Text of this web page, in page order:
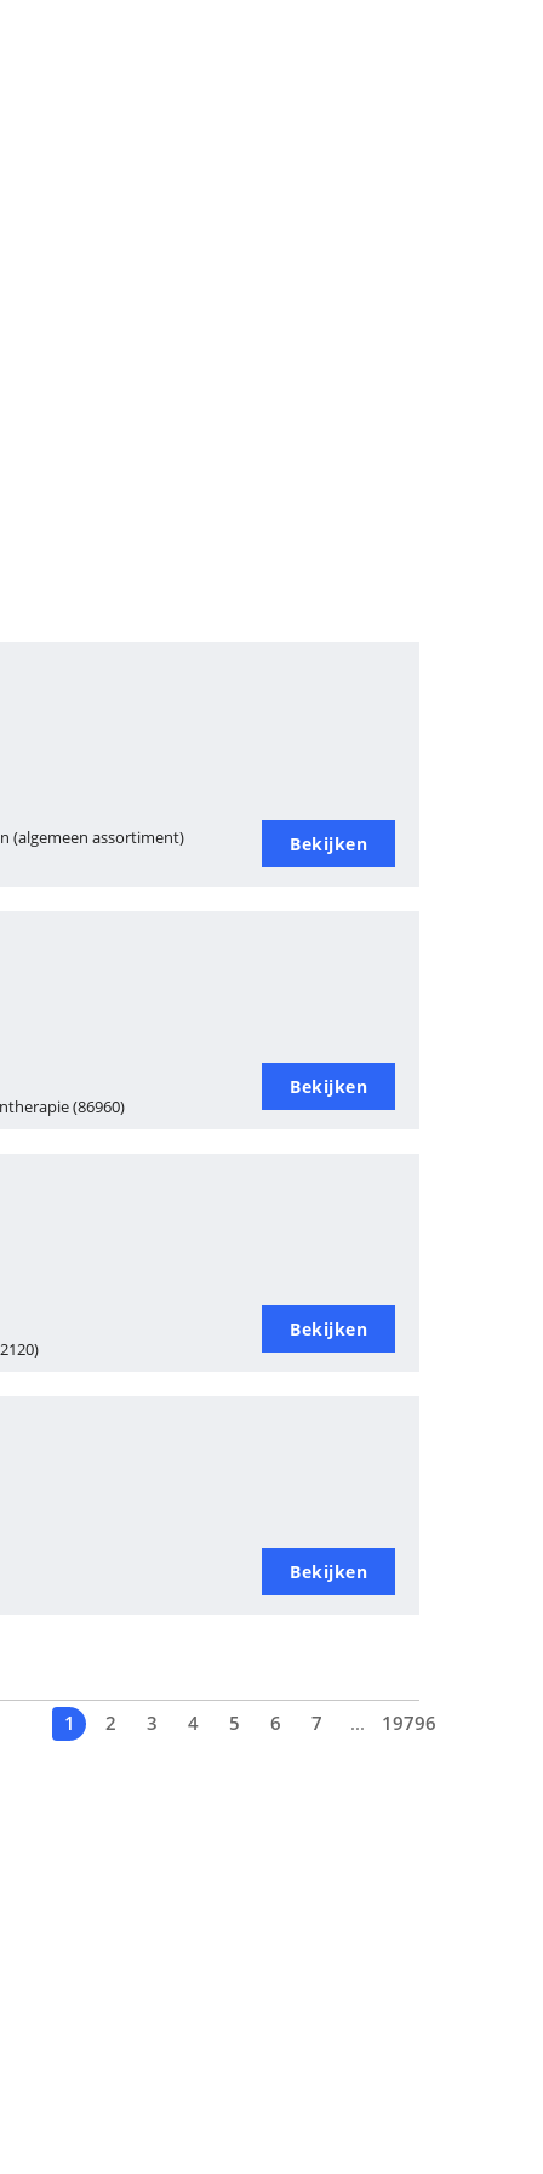
(algemeen assortiment)
Bekijken
(86960)
Bekijken
Bekijken
Bekijken
1 2 3 4 5 6 7 ... 19796